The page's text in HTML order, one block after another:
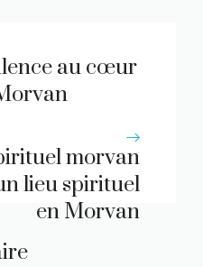
au cœur
morvan
lieu spirituel
en Morvan